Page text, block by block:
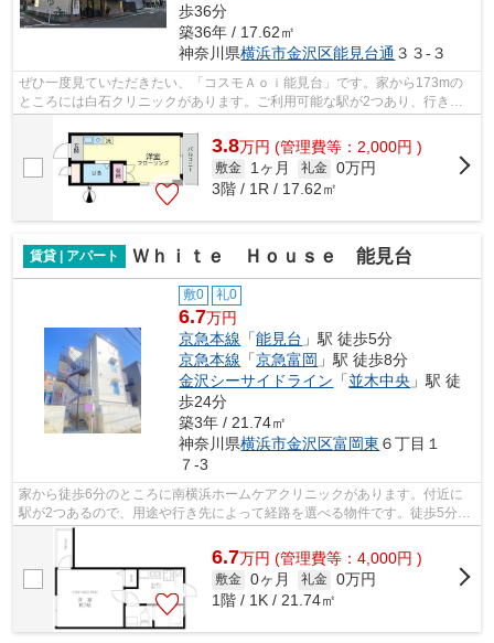
歩36分
築36年 / 17.62㎡
神奈川県横浜市金沢区能見台通 ３３-３
ぜひ一度見ていただきたい、「コスモＡｏｉ能見台」です。家から173mの
ところには白石クリニックがあります。ご利用可能な駅が2つあり、行き先
3.8万円 (管理費等：2,000円 )
敷金 1ヶ月 礼金 0万円
3階 / 1R / 17.62㎡
賃貸 | アパート Ｗｈｉｔｅ Ｈｏｕｓｅ 能見台
敷0 礼0
6.7万円
京急本線 「能見台 」駅 徒歩5分
京急本線 「京急富岡 」駅 徒歩8分
金沢シーサイドライン 「並木中央 」駅 徒
歩24分
築3年 / 21.74㎡
神奈川県横浜市金沢区富岡東 ６丁目１
７-3
家から徒歩6分のところに南横浜ホームケアクリニックがあります。付近に
駅が2つあるので、用途や行き先によって経路を選べる物件です。徒歩5分の
位置に駅がある物件です。落ち着きのあ...
6.7万円 (管理費等：4,000円 )
敷金 0ヶ月 礼金 0万円
1階 / 1K / 21.74㎡